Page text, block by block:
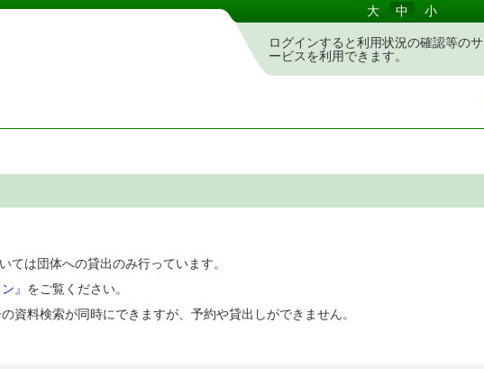
・予約システム 大 中 小
ログインすると利用状況の確認等のサ
ービスを利用できます。
は団体への貸出のみ行っています。
』 をご覧ください。
の資料検索が同時にできますが、予約や貸出しができません。